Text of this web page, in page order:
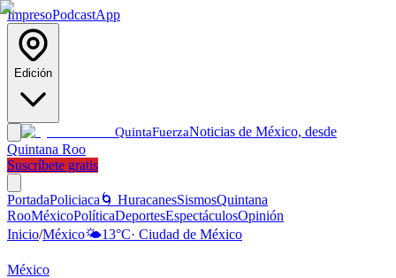
ImpresoPodcastApp
Edición
QuintaFuerzaNoticias de México, desde
Quintana Roo
Suscríbete gratis
PortadaPoliciaca 🌀 HuracanesSismosQuintana
RooMéxicoPolíticaDeportesEspectáculosOpinión
Inicio/México🌤️13°C· Ciudad de México
México